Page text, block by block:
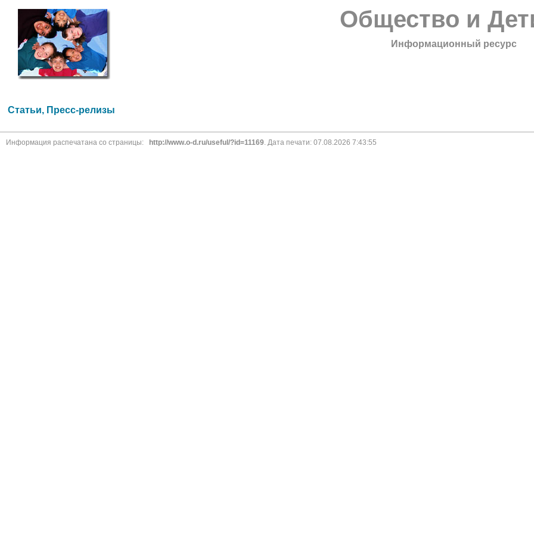
Общество и
Информационный ресурс
Статьи, Пресс-релизы
Информация распечатана со страницы: http://www.o-d.ru/useful/?id=11169. Дата печати: 07.08.2026 7:43:55